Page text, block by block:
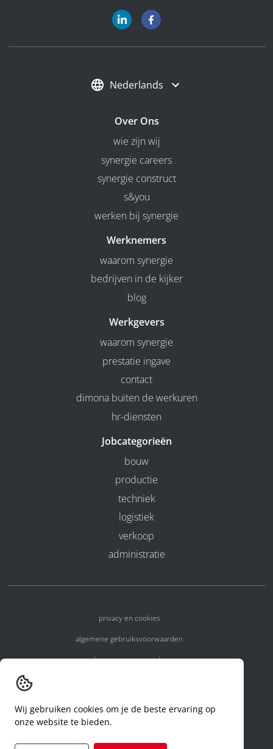
Nederlands
Over Ons
wie zijn wij
synergie careers
synergie construct
s&you
werken bij synergie
Werknemers
waarom synergie
bedrijven in de kijker
blog
Werkgevers
waarom synergie
prestatie ingave
contact
dimona buiten de werkuren
hr-diensten
Jobcategorieën
bouw
productie
techniek
logistiek
verkoop
administratie
privacy en cookies
algemene gebruiksvoorwaarden
algemene voorwaarden
code of conduct
aanvraag rechten ivm privacy
Wij gebruiken cookies om je de beste ervaring op
onze website te bieden.